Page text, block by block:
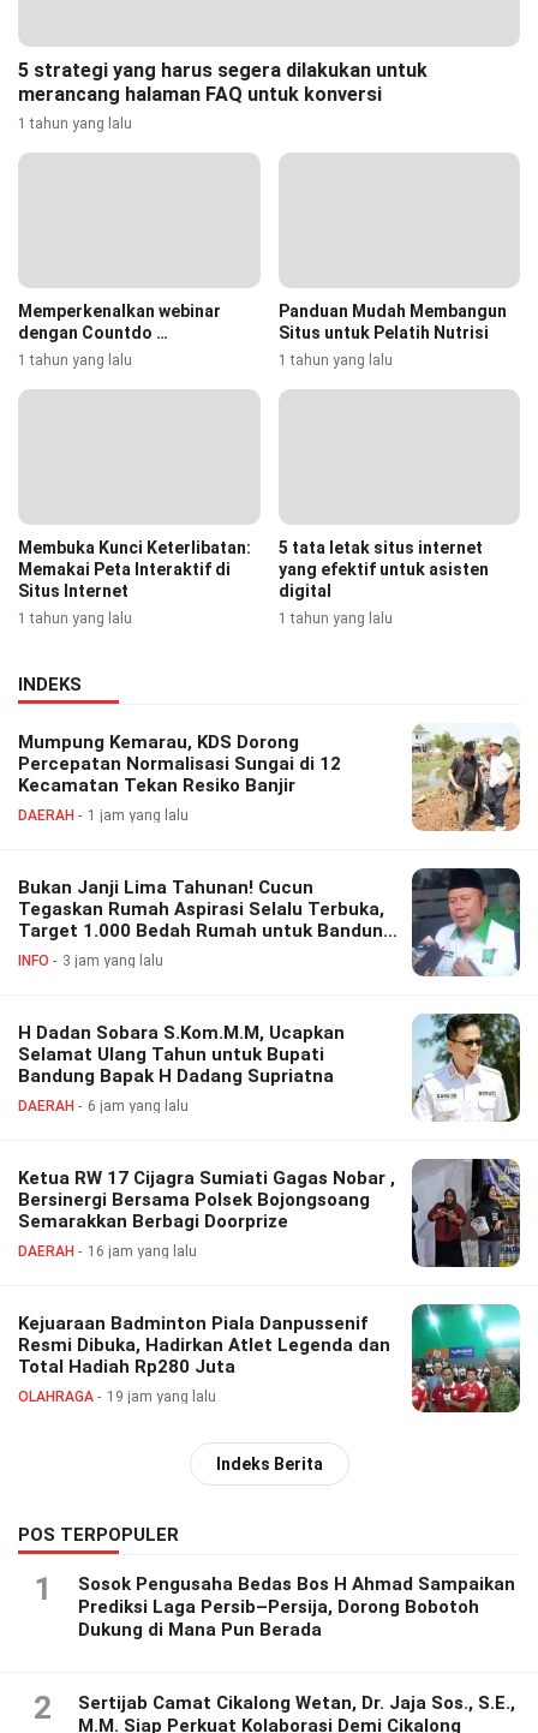
5 strategi yang harus segera dilakukan untuk
merancang halaman FAQ untuk konversi
1 tahun yang lalu
Memperkenalkan webinar
dengan Countdo …
1 tahun yang lalu
Panduan Mudah Membangun
Situs untuk Pelatih Nutrisi
1 tahun yang lalu
Membuka Kunci Keterlibatan:
Memakai Peta Interaktif di
Situs Internet
1 tahun yang lalu
5 tata letak situs internet
yang efektif untuk asisten
digital
1 tahun yang lalu
INDEKS
Mumpung Kemarau, KDS Dorong
Percepatan Normalisasi Sungai di 12
Kecamatan Tekan Resiko Banjir
DAERAH 1 jam yang lalu
Bukan Janji Lima Tahunan! Cucun
Tegaskan Rumah Aspirasi Selalu Terbuka,
Target 1.000 Bedah Rumah untuk Bandung
Barat
INFO 3 jam yang lalu
H Dadan Sobara S.Kom.M.M, Ucapkan
Selamat Ulang Tahun untuk Bupati
Bandung Bapak H Dadang Supriatna
DAERAH 6 jam yang lalu
Ketua RW 17 Cijagra Sumiati Gagas Nobar ,
Bersinergi Bersama Polsek Bojongsoang
Semarakkan Berbagi Doorprize
DAERAH 16 jam yang lalu
Kejuaraan Badminton Piala Danpussenif
Resmi Dibuka, Hadirkan Atlet Legenda dan
Total Hadiah Rp280 Juta
OLAHRAGA 19 jam yang lalu
Indeks Berita
POS TERPOPULER
1
Sosok Pengusaha Bedas Bos H Ahmad Sampaikan
Prediksi Laga Persib–Persija, Dorong Bobotoh
Dukung di Mana Pun Berada
2
Sertijab Camat Cikalong Wetan, Dr. Jaja Sos., S.E.,
M.M. Siap Perkuat Kolaborasi Demi Cikalong